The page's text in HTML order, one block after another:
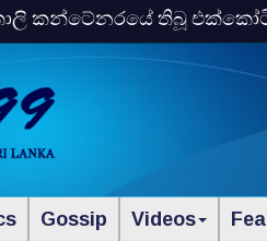
කන්ටේනරයේ තිබූ
Gossip Videos